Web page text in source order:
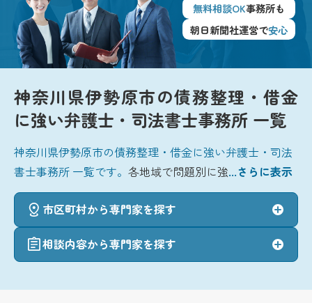
無料相談OK事務所も
朝日新聞社運営で安心
神奈川県伊勢原市の債務整理・借金
に強い弁護士・司法書士事務所 一覧
神奈川県伊勢原市の債務整理・借金に強い弁護士・司法
書士事務所 一覧です。各地域で問題別に強...さらに表示
市区町村から専門家を探す
相談内容から専門家を探す